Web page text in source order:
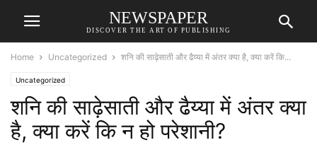
NEWSPAPER
DISCOVER THE ART OF PUBLISHING
Home Uncategorized शनि की साढ़ेसाती और ढैय्या में अंतर क्या है, क्या करें कि...
Uncategorized
शनि की साढ़ेसाती और ढैय्या में अंतर क्या
है, क्या करें कि न हो परेशानी?